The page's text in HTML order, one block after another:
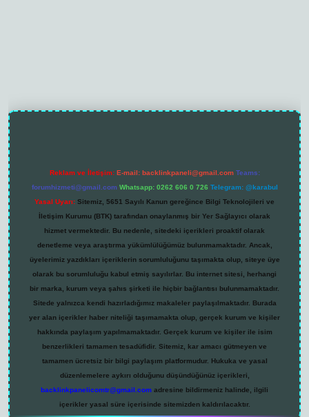
Reklam ve İletişim: E-mail: backlinkpaneli@gmail.com Teams:
forumhizmeti@gmail.com Whatsapp: 0262 606 0 726 Telegram: @karabul
Yasal Uyarı: Sitemiz, 5651 Sayılı Kanun gereğince Bilgi Teknolojileri ve
İletişim Kurumu (BTK) tarafından onaylanmış bir Yer Sağlayıcı olarak
hizmet vermektedir. Bu nedenle, sitedeki içerikleri proaktif olarak
denetleme veya araştırma yükümlülüğümüz bulunmamaktadır. Ancak,
üyelerimiz yazdıkları içeriklerin sorumluluğunu taşımakta olup, siteye üye
olarak bu sorumluluğu kabul etmiş sayılırlar. Bu internet sitesi, herhangi
bir marka, kurum veya şahıs şirketi ile hiçbir bağlantısı bulunmamaktadır.
Sitede yalnızca kendi hazırladığımız makaleler paylaşılmaktadır. Burada
yer alan içerikler haber niteliği taşımamakta olup, gerçek kurum ve kişiler
hakkında paylaşım yapılmamaktadır. Gerçek kurum ve kişiler ile isim
benzerlikleri tamamen tesadüfidir. Sitemiz, kar amacı gütmeyen ve
tamamen ücretsiz bir bilgi paylaşım platformudur. Hukuka ve yasal
düzenlemelere aykırı olduğunu düşündüğünüz içerikleri,
backlinkpanelicomtr@gmail.com adresine bildirmeniz halinde, ilgili
içerikler yasal süre içerisinde sitemizden kaldırılacaktır.